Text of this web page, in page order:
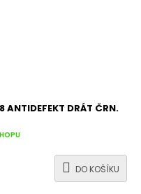
DRÁT ČRN.
DO KOŠÍKU